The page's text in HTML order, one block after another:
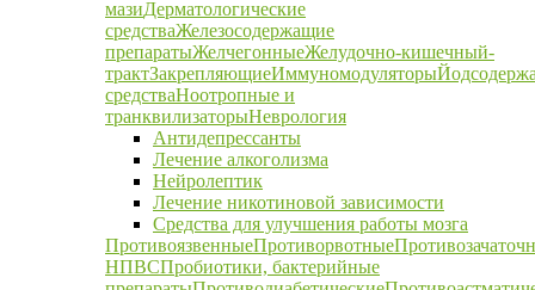
мазиДерматологические
средстваЖелезосодержащие
препаратыЖелчегонныеЖелудочно-кишечный-
трактЗакрепляющиеИммуномодуляторы
средстваНоотропные и
транквилизаторыНеврология
Антидепрессанты
Лечение алкоголизма
Нейролептик
Лечение никотиновой зависимости
Средства для улучшения работы мозга
ПротивоязвенныеПротиворвотные
НПВСПробиотики, бактерийные